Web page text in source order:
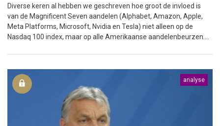
Diverse keren al hebben we geschreven hoe groot de invloed is
van de Magnificent Seven aandelen (Alphabet, Amazon, Apple,
Meta Platforms, Microsoft, Nvidia en Tesla) niet alleen op de
Nasdaq 100 index, maar op alle Amerikaanse aandelenbeurzen....
analyse